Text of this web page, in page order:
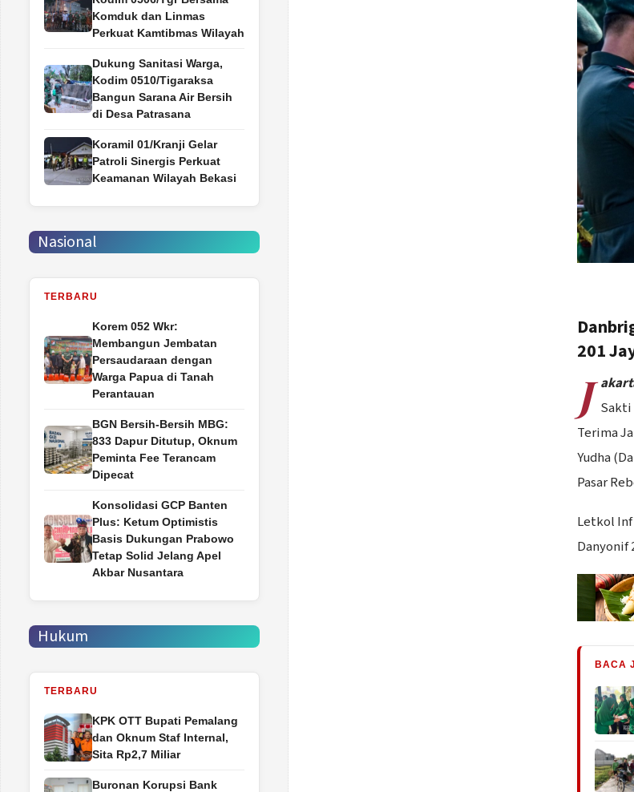
201
J Sakti
Terima
Yudha
Pasar
Letkol Inf
Danyonif
BACA
Komduk dan Linmas
Perkuat Kamtibmas Wilayah
Dukung Sanitasi Warga,
Kodim 0510/Tigaraksa
Bangun Sarana Air Bersih
di Desa Patrasana
Koramil 01/Kranji Gelar
Patroli Sinergis Perkuat
Keamanan Wilayah Bekasi
Nasional
TERBARU
Korem 052 Wkr:
Membangun Jembatan
Persaudaraan dengan
Warga Papua di Tanah
Perantauan
BGN Bersih-Bersih MBG:
833 Dapur Ditutup, Oknum
Peminta Fee Terancam
Dipecat
Konsolidasi GCP Banten
Plus: Ketum Optimistis
Basis Dukungan Prabowo
Tetap Solid Jelang Apel
Akbar Nusantara
Hukum
TERBARU
‎KPK OTT Bupati Pemalang
dan Oknum Staf Internal,
Sita Rp2,7 Miliar
Buronan Korupsi Bank